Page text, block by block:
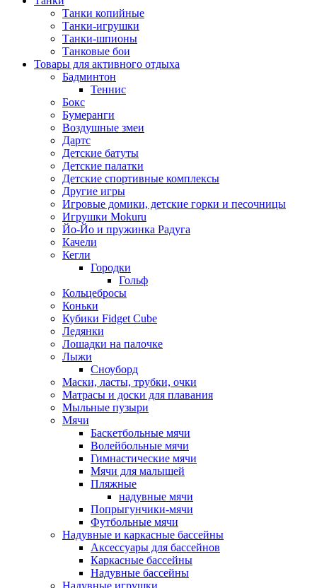
Танки копийные
Танки-игрушки
Танки-шпионы
Танковые бои
Товары для активного отдыха
Бадминтон
Теннис
Бокс
Бумеранги
Воздушные змеи
Дартс
Детские батуты
Детские палатки
Детские спортивные комплексы
Другие игры
Игровые домики, детские горки и песочницы
Игрушки Mokuru
Йо-Йо и пружинка Радуга
Качели
Кегли
Городки
Гольф
Кольцебросы
Коньки
Кубики Fidget Cube
Ледянки
Лошадки на палочке
Лыжи
Сноуборд
Маски, ласты, трубки, очки
Матрасы и доски для плавания
Мыльные пузыри
Мячи
Баскетбольные мячи
Волейбольные мячи
Гимнастические мячи
Мячи для малышей
Пляжные
надувные мячи
Попрыгунчики-мячи
Футбольные мячи
Надувные и каркасные бассейны
Аксессуары для бассейнов
Каркасные бассейны
Надувные бассейны
Надувные игрушки